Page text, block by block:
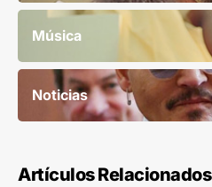
Música
Noticias
Artículos Relacionados